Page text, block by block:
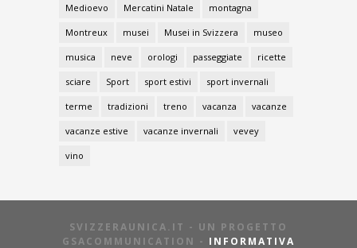
Medioevo Mercatini Natale montagna
Montreux musei Musei in Svizzera museo
musica neve orologi passeggiate ricette
sciare Sport sport estivi sport invernali
terme tradizioni treno vacanza vacanze
vacanze estive vacanze invernali vevey
vino
SVIZZERAUNICA.IT - UN PROGETTO
GSACOMMUNICATION - INFORMATIVA